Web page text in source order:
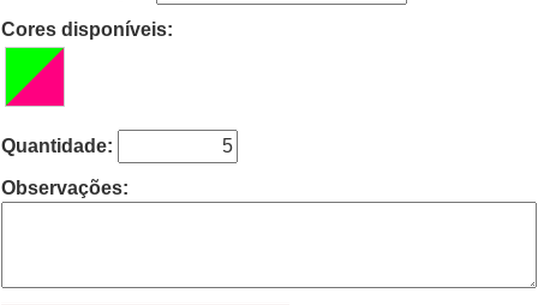
Cores disponíveis:
Quantidade:
Observações: